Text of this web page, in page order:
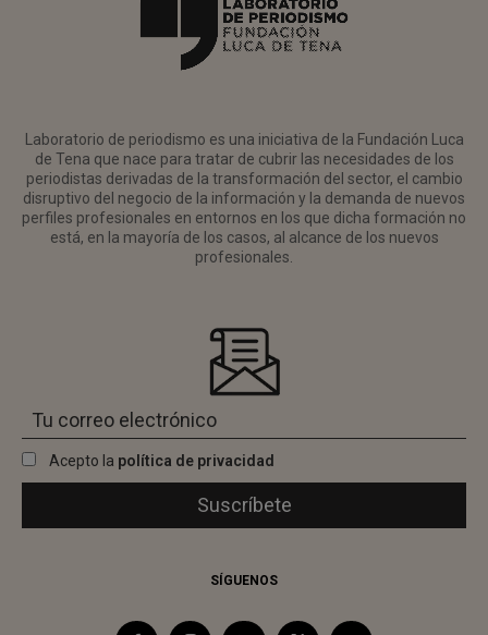
Laboratorio de periodismo es una iniciativa de la Fundación Luca
de Tena que nace para tratar de cubrir las necesidades de los
periodistas derivadas de la transformación del sector, el cambio
disruptivo del negocio de la información y la demanda de nuevos
perfiles profesionales en entornos en los que dicha formación no
está, en la mayoría de los casos, al alcance de los nuevos
profesionales.
Acepto la política de privacidad
SÍGUENOS